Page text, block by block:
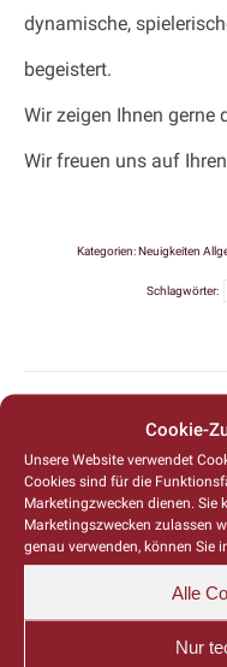
Cookie-
Unsere Website verwendet
Cookies sind für die
Marketingzwecken dienen. Sie
Marketingszwecken zulassen
genau verwenden, können Sie
Alle
Nur
dynamische,
begeistert.
Wir zeigen Ihnen gerne
Wir freuen uns auf
Kategorien:Neuigkeiten
Schlagwörter:
Post
navigation
BIOMETRIC
Hans Staubach